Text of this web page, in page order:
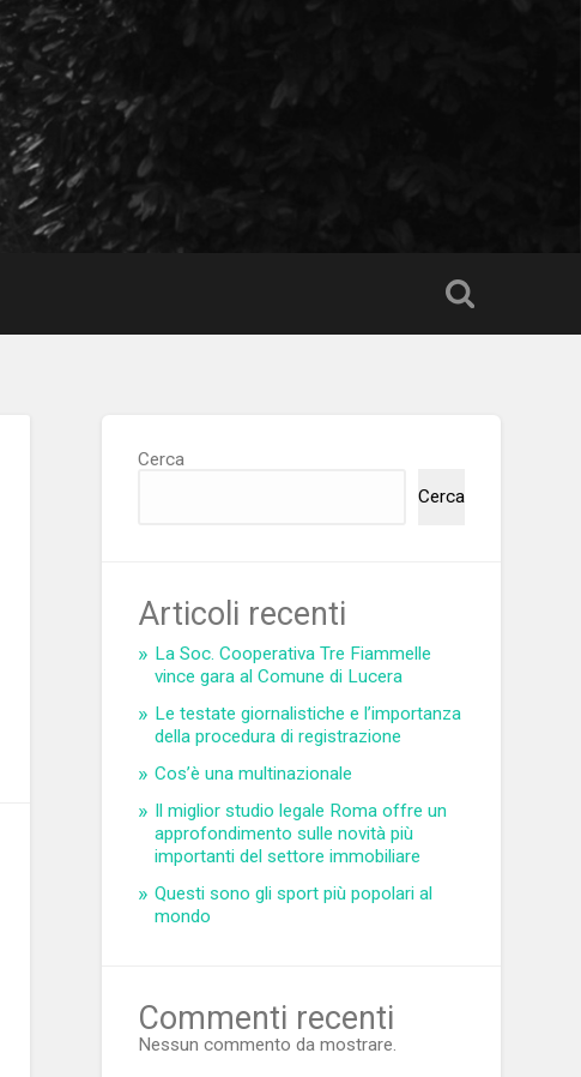
Cerca
Cerca
Articoli recenti
La Soc. Cooperativa Tre Fiammelle
vince gara al Comune di Lucera
Le testate giornalistiche e l’importanza
della procedura di registrazione
Cos’è una multinazionale
Il miglior studio legale Roma offre un
approfondimento sulle novità più
importanti del settore immobiliare
Questi sono gli sport più popolari al
mondo
Commenti recenti
Nessun commento da mostrare.